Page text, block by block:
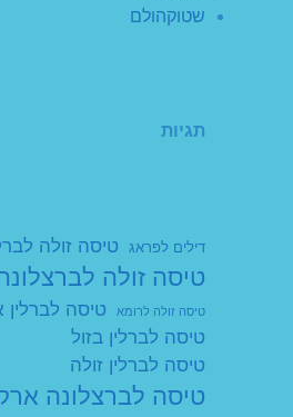
שטוקהולם
תגיות
דילים לפראג טיסה זולה
טיסה זולה
טיסה זולה לרומא
טיסה
טיסה לברלין בזול
טיסה לברלין זולה
טיסה לברצלונה